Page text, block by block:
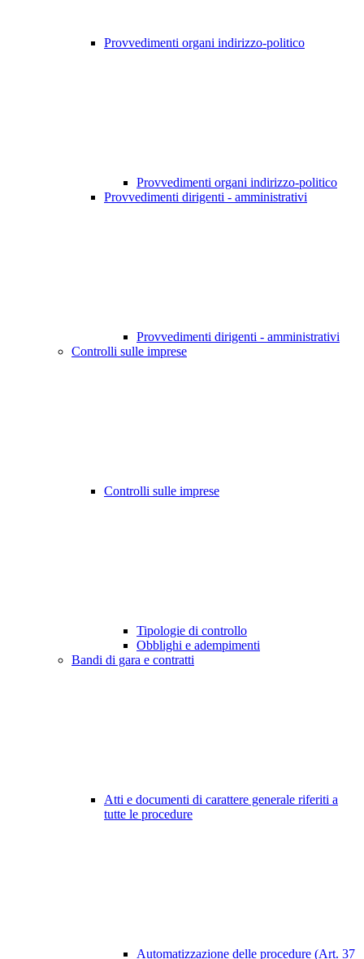
Provvedimenti organi indirizzo-politico
Provvedimenti organi indirizzo-politico
Provvedimenti dirigenti - amministrativi
Provvedimenti dirigenti - amministrativi
Controlli sulle imprese
Controlli sulle imprese
Tipologie di controllo
Obblighi e adempimenti
Bandi di gara e contratti
Atti e documenti di carattere generale riferiti a
tutte le procedure
Automatizzazione delle procedure (Art. 37